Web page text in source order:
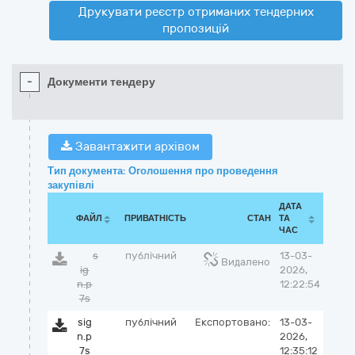
Друкувати реєстр отриманих тендерних
пропозицій
- Документи тендеру
Завантажити архівом
Тип документа: Оголошення про проведення
закупівлі
ФАЙЛ ПРИВАТНІСТЬ СТАН
ДАТА
ТА
ЧАС
s
ig
n.p
7s
публічний
Видалено
13-03-
2026,
12:22:54
sig
n.p
7s
публічний Експортовано:
13-03-
2026,
12:35:12